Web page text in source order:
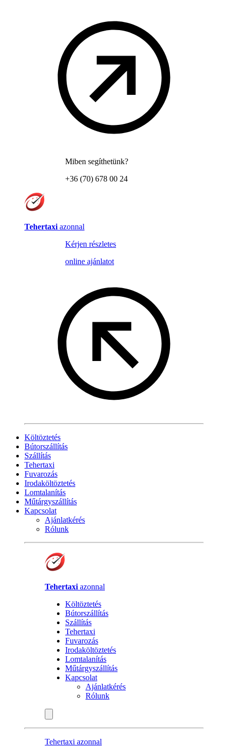
Miben segíthetünk?
+36 (70) 678 00 24
Tehertaxi azonnal
Kérjen részletes
online ajánlatot
Költöztetés
Bútorszállítás
Szállítás
Tehertaxi
Fuvarozás
Irodaköltöztetés
Lomtalanítás
Műtárgyszállítás
Kapcsolat
Ajánlatkérés
Rólunk
Tehertaxi azonnal
Költöztetés
Bútorszállítás
Szállítás
Tehertaxi
Fuvarozás
Irodaköltöztetés
Lomtalanítás
Műtárgyszállítás
Kapcsolat
Ajánlatkérés
Rólunk
Tehertaxi azonnal